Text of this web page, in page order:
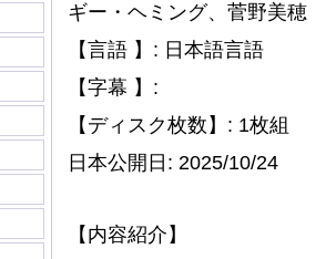
ギー・ヘミング、菅野美穂
【言語 】: 日本語言語
【字幕 】:
【ディスク枚数】: 1枚組
日本公開日: 2025/10/24
【内容紹介】